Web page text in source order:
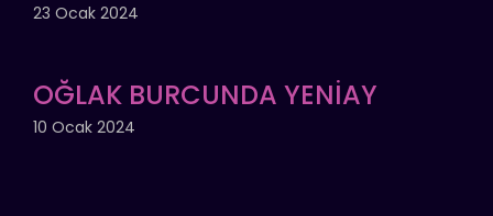
23 Ocak 2024
OĞLAK BURCUNDA YENİAY
10 Ocak 2024